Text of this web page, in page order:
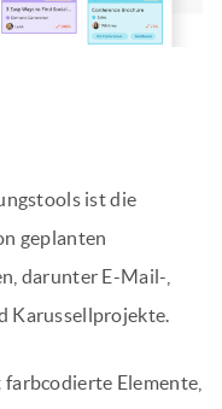
ist die
geplanten
darunter E-Mail-,
Karussellprojekte.
Elemente,